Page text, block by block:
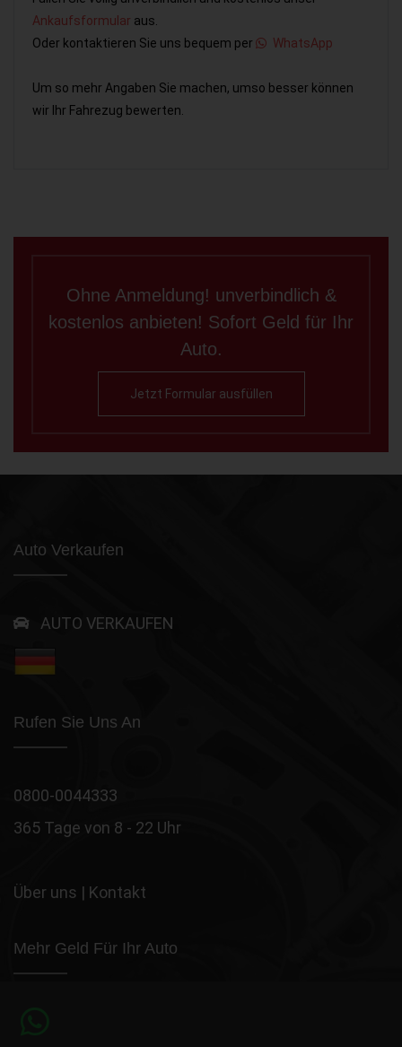
Ankaufsformular aus.
Oder kontaktieren Sie uns bequem per
WhatsApp
Um so mehr Angaben Sie machen, umso besser können
wir Ihr Fahrezug bewerten.
Ohne Anmeldung! unverbindlich &
kostenlos anbieten! Sofort Geld für Ihr
Auto.
Jetzt Formular ausfüllen
Auto Verkaufen
AUTO VERKAUFEN
Rufen Sie Uns An
0800-0044333
365 Tage von 8 - 22 Uhr
Über uns | Kontakt
Mehr Geld Für Ihr Auto